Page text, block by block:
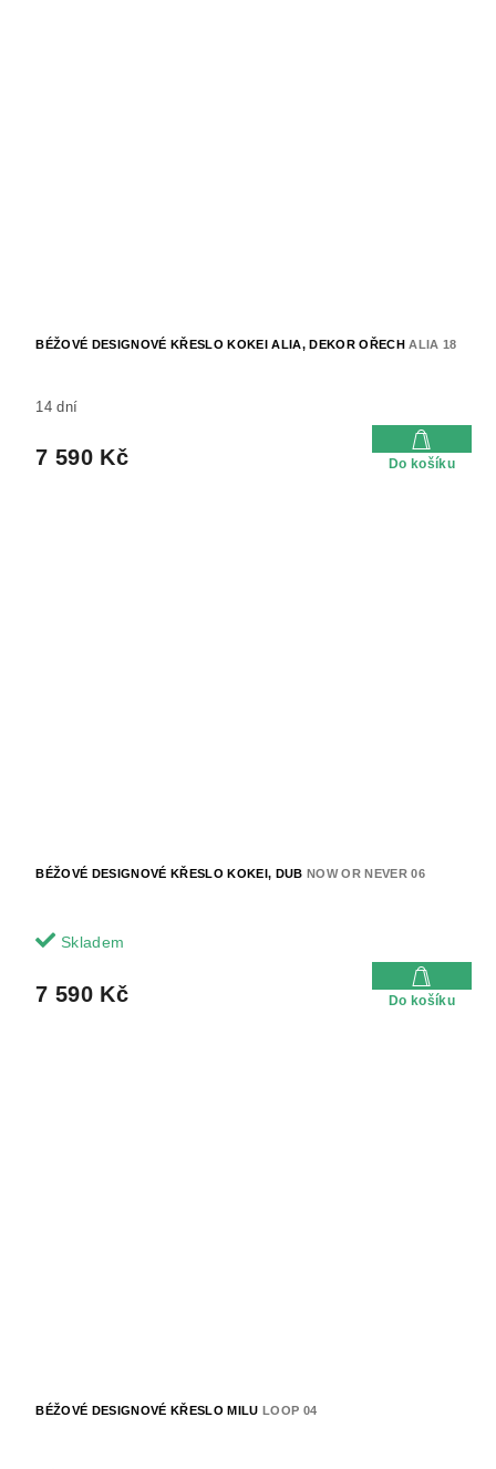
BÉŽOVÉ DESIGNOVÉ KŘESLO KOKEI ALIA, DEKOR OŘECHALIA 18
14 dní
7 590 Kč Do košíku
BÉŽOVÉ DESIGNOVÉ KŘESLO KOKEI, DUB NOW OR NEVER 06
Skladem
7 590 Kč Do košíku
BÉŽOVÉ DESIGNOVÉ KŘESLO MILU LOOP 04